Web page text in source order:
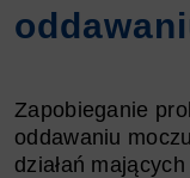
Zapobieganie
oddawaniu
działań